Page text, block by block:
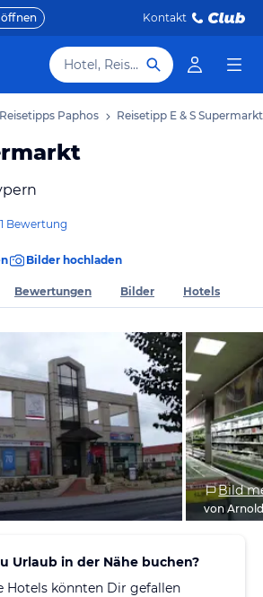
Kontakt
Hotel, Reiseziel
Reisetipps Paphos Reisetipp E & S Supermarkt
1 Bewertung
Bilder hochladen
Bewertungen Bilder Hotels
Bild
von
Urlaub in der Nähe buchen?
Hotels könnten Dir gefallen